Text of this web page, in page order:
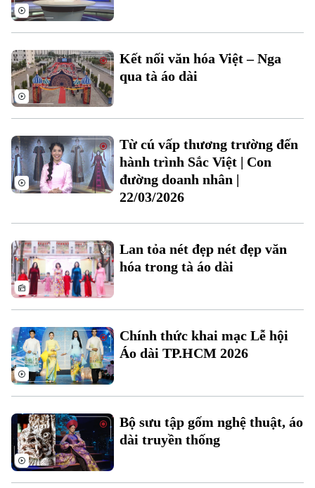
Chuyên mục
Hà Nội
Chính trị
Xã hội
An ninh trật tự
Công nghệ
Hà Nội
Nhịp sống Hà Nội
Khoảnh khắc Hà Nội
Ẩm thực
Thế giới
Tin tức
Quân sự
Người Việt 4 phương
Kinh tế
Tin tức
Cafe sáng
Tài chính Ngân hàng
Doanh nghiệp
Nhà đất
Đầu tư
Căn hộ
Tàu và Xe
Ô tô
Tàu
Giáo dục
Kết nối văn hóa Việt – Nga
qua tà áo dài
Từ cú vấp thương trường đến
hành trình Sắc Việt | Con
đường doanh nhân |
22/03/2026
Lan tỏa nét đẹp nét đẹp văn
hóa trong tà áo dài
Chính thức khai mạc Lễ hội
Áo dài TP.HCM 2026
Bộ sưu tập gốm nghệ thuật, áo
dài truyền thống